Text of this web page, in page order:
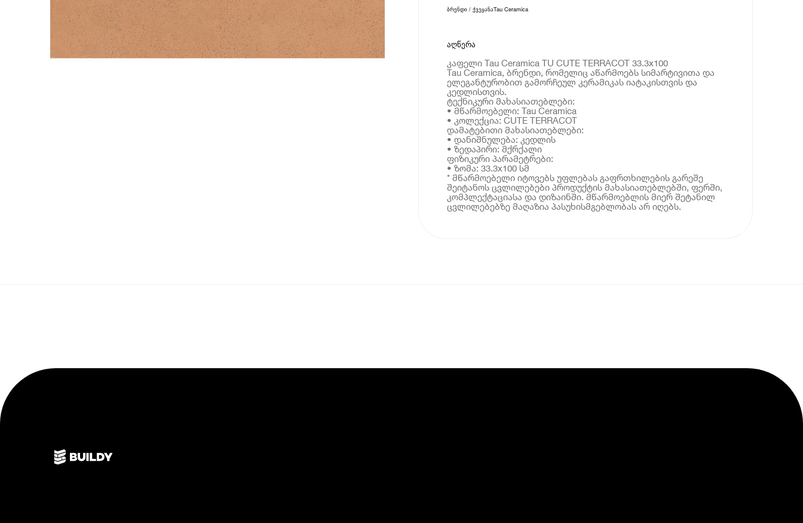
ბრენდი / ქვეყანაTau Ceramica
აღწერა
კაფელი Tau Ceramica TU CUTE TERRACOT 33.3x100
Tau Ceramica, ბრენდი, რომელიც აწარმოებს სიმარტივითა და
ელეგანტურობით გამორჩეულ კერამიკას იატაკისთვის და
კედლისთვის.
ტექნიკური მახასიათებლები:
• მწარმოებელი: Tau Ceramica
• კოლექცია: CUTE TERRACOT
დამატებითი მახასიათებლები:
• დანიშნულება: კედლის
• ზედაპირი: მქრქალი
ფიზიკური პარამეტრები:
• ზომა: 33.3x100 სმ
* მწარმოებელი იტოვებს უფლებას გაფრთხილების გარეშე
შეიტანოს ცვლილებები პროდუქტის მახასიათებლებში, ფერში,
კომპლექტაციასა და დიზაინში. მწარმოებლის მიერ შეტანილ
ცვლილებებზე მაღაზია პასუხისმგებლობას არ იღებს.